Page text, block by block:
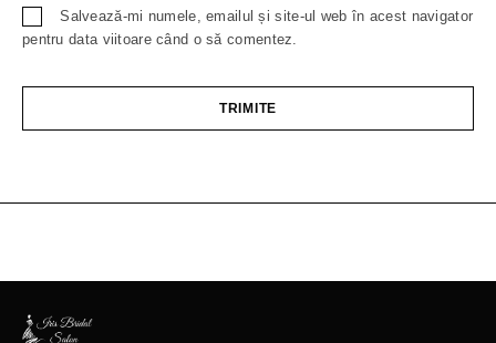
Salvează-mi numele, emailul și site-ul web în acest navigator
pentru data viitoare când o să comentez.